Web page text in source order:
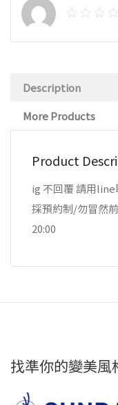
Description
More Products
Product
ig 不回覆 請用line
採預約制/勿冒然
20:00
找準你的變美風